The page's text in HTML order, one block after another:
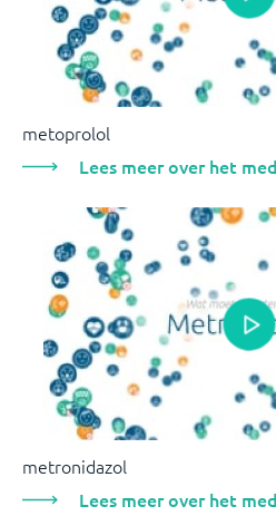
metoprolol
Lees meer over het
metronidazol
Lees meer over het